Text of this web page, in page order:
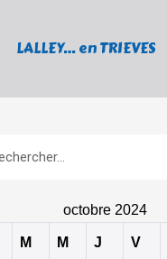
LALLEY… en TRIEVES
octobre 2024
M M J V